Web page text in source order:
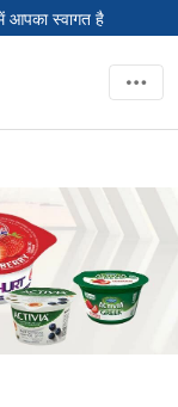
स्वागत है